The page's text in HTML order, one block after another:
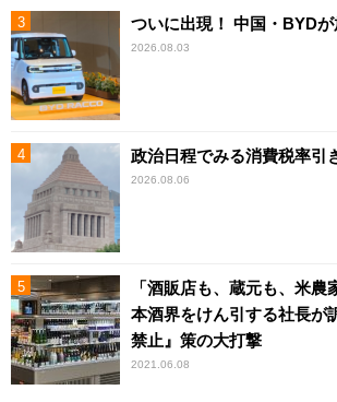
ついに出現！ 中国・BYD
2026.08.03
政治日程でみる消費税率引
2026.08.06
「酒販店も、蔵元も、米農
本酒界をけん引する社長が
禁止』策の大打撃
2021.06.08